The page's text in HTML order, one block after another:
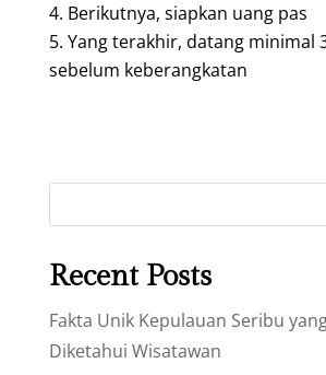
Berikutnya, siapkan uang pas
Yang terakhir, datang minimal
sebelum keberangkatan
Recent Posts
Fakta Unik Kepulauan Seribu
Diketahui Wisatawan